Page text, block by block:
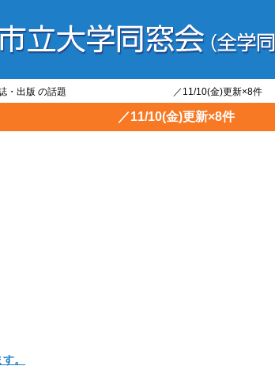
籍・雑誌・出版 の話題 ／11/10(金)更新×8件
の話題 ／11/10(金)更新×8件
。